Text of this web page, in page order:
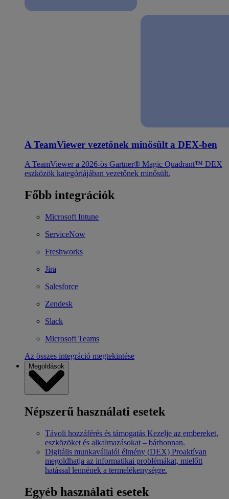
A TeamViewer vezetőnek minősült a DEX-ben
A TeamViewer a 2026-ös Gartner® Magic Quadrant™ DEX
eszközök kategóriájában vezetőnek minősült.
Főbb integrációk
Microsoft Intune
ServiceNow
Freshworks
Jira
Salesforce
Zendesk
Slack
Microsoft Teams
Az összes integráció megtekintése
Megoldások
Népszerű használati esetek
Távoli hozzáférés és támogatás Kezelje az embereket,
eszközöket és alkalmazásokat – bárhonnan.
Digitális munkavállalói élmény (DEX) Proaktívan
megoldhatja az informatikai problémákat, mielőtt
hatással lennének a termelékenységre.
Egyéb használati esetek